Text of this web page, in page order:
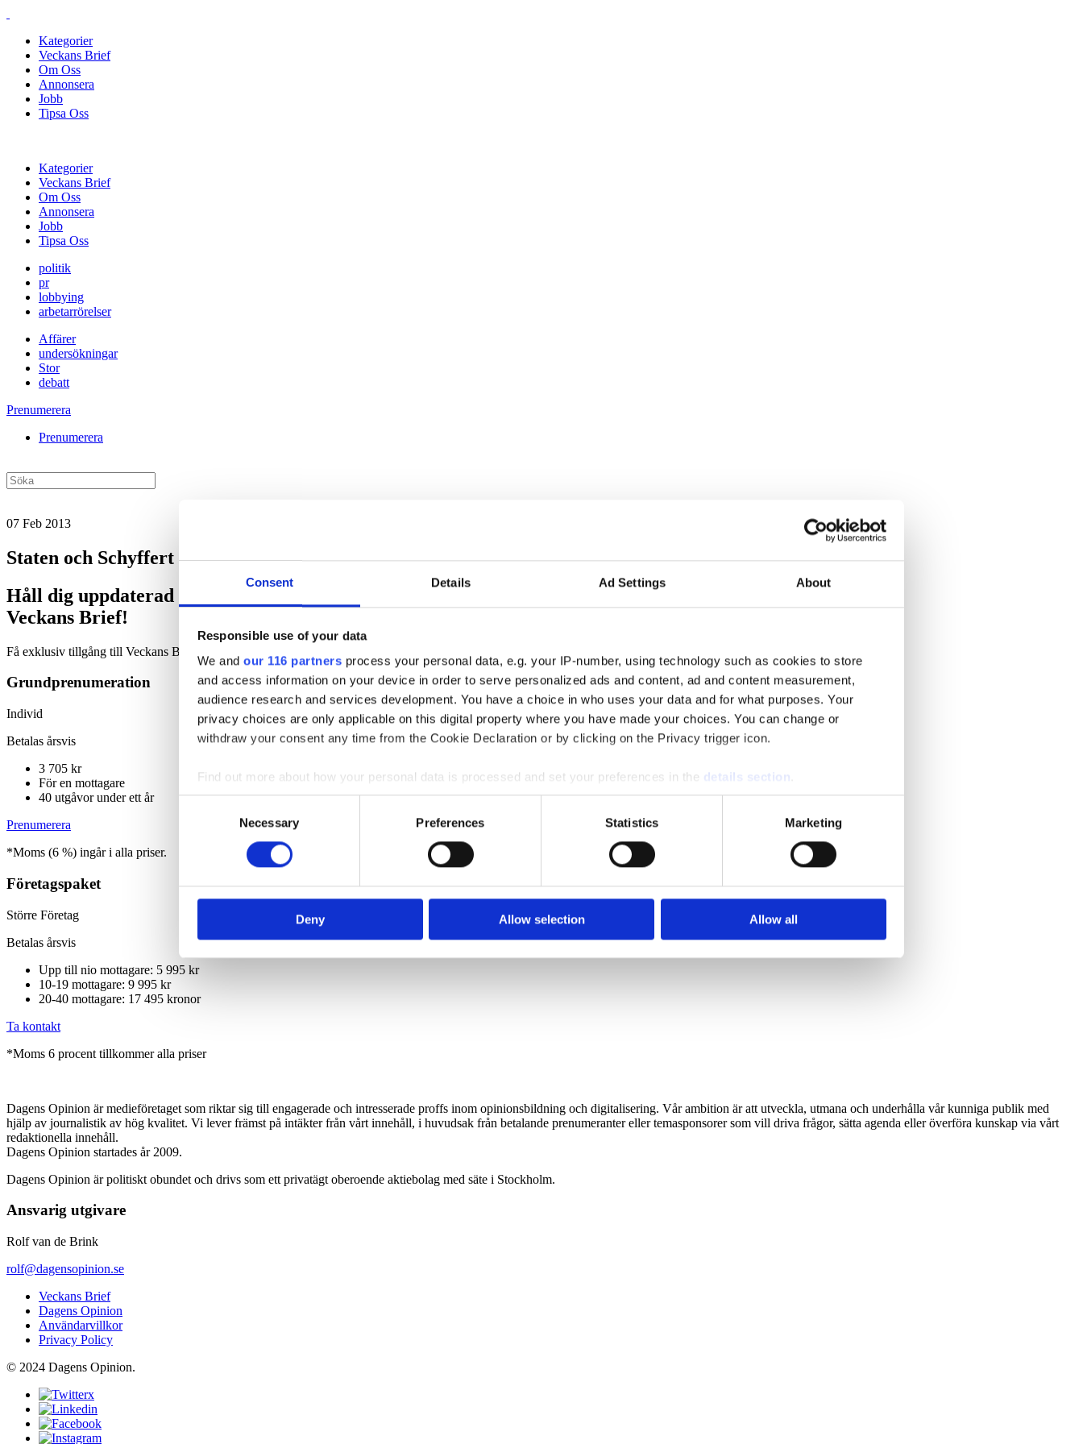
Consent Details Ad Settings About
Responsible use of your data
We and our 116 partners process your personal data, e.g. your IP-number, using technology such as cookies to store
and access information on your device in order to serve personalized ads and content, ad and content measurement,
audience research and services development. You have a choice in who uses your data and for what purposes. Your
privacy choices are only applicable on this digital property where you have made your choices. You can change or
withdraw your consent any time from the Cookie Declaration or by clicking on the Privacy trigger icon.
Find out more about how your personal data is processed and set your preferences in the details section
We use cookies to personalise content and ads, to provide social media features and to analyse our traffic. We also share
information about your use of our site with our social media, advertising and analytics partners who may combine it with
other information that you’ve provided to them or that they’ve collected from your use of their services.
Necessary Preferences Statistics Marketing
Deny Allow selection Allow all
Kategorier
Veckans Brief
Om Oss
Annonsera
Jobb
Tipsa Oss
Kategorier
Veckans Brief
Om Oss
Annonsera
Jobb
Tipsa Oss
politik
pr
lobbying
arbetarrörelser
Affärer
undersökningar
Stor
debatt
Prenumerera
Prenumerera
07 Feb 2013
Staten och Schyffert backar
Håll dig uppdaterad med
Veckans Brief!
Få exklusiv tillgång till Veckans Brief, den essentiella läsningen för alla som driver opinionsbildning och samhällsförändring, genom en prenumeration på Dagens Opinion.
Grundprenumeration
Individ
Betalas årsvis
3 705 kr
För en mottagare
40 utgåvor under ett år
Prenumerera
*Moms (6 %) ingår i alla priser.
Företagspaket
Större Företag
Betalas årsvis
Upp till nio mottagare: 5 995 kr
10-19 mottagare: 9 995 kr
20-40 mottagare: 17 495 kronor
Ta kontakt
*Moms 6 procent tillkommer alla priser
Dagens Opinion är medieföretaget som riktar sig till engagerade och intresserade proffs inom opinionsbildning och digitalisering. Vår ambition är att utveckla, utmana och underhålla vår kunniga publik med
hjälp av journalistik av hög kvalitet. Vi lever främst på intäkter från vårt innehåll, i huvudsak från betalande prenumeranter eller temasponsorer som vill driva frågor, sätta agenda eller överföra kunskap via vårt
redaktionella innehåll.
Dagens Opinion startades år 2009.
Dagens Opinion är politiskt obundet och drivs som ett privatägt oberoende aktiebolag med säte i Stockholm.
Ansvarig utgivare
Rolf van de Brink
rolf@dagensopinion.se
Veckans Brief
Dagens Opinion
Användarvillkor
Privacy Policy
© 2024 Dagens Opinion.